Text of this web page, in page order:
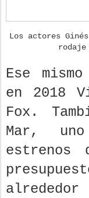
Los actores
Ese
en 2018
Fox.
Mar,
estrenos